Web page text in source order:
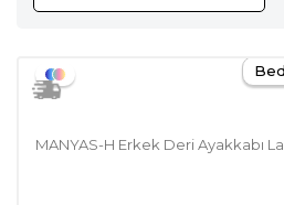
MANYAS-H Erkek Deri Ayakkabı